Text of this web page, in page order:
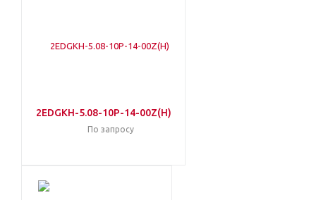
2EDGKH-5.08-10P-14-00Z(H)
По запросу